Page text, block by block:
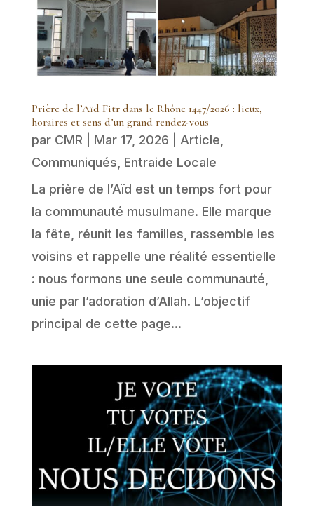
Prière de l’Aïd Fitr dans le Rhône 1447/2026 : lieux,
horaires et sens d’un grand rendez-vous
par CMR| Mar 17, 2026 Article,
Communiqués, Entraide Locale
La prière de l’Aïd est un temps fort pour
la communauté musulmane. Elle marque
la fête, réunit les familles, rassemble les
voisins et rappelle une réalité essentielle
: nous formons une seule communauté,
unie par l’adoration d’Allah. L’objectif
principal de cette page...